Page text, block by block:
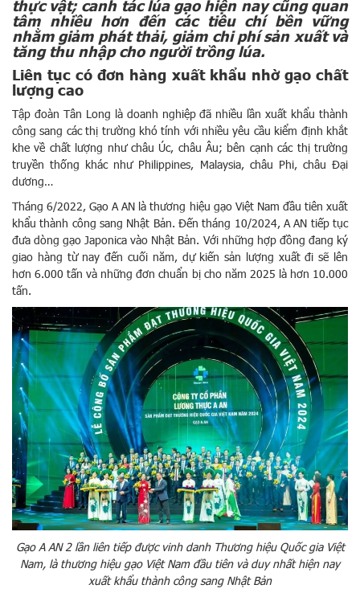
thực vật; canh tác lúa gạo hiện nay cũng quan
tâm nhiều hơn đến các tiêu chí bền vững
nhằm giảm phát thải, giảm chi phí sản xuất và
tăng thu nhập cho người trồng lúa.
Liên tục có đơn hàng xuất khẩu nhờ gạo chất
lượng cao
Tập đoàn Tân Long là doanh nghiệp đã nhiều lần xuất khẩu thành
công sang các thị trường khó tính với nhiều yêu cầu kiểm định khắt
khe về chất lượng như châu Úc, châu Âu; bên cạnh các thị trường
truyền thống khác như Philippines, Malaysia, châu Phi, châu Đại
dương…
Tháng 6/2022, Gạo A AN là thương hiệu gạo Việt Nam đầu tiên xuất
khẩu thành công sang Nhật Bản. Đến tháng 10/2024, A AN tiếp tục
đưa dòng gạo Japonica vào Nhật Bản. Với những hợp đồng đang ký
giao hàng từ nay đến cuối năm, dự kiến sản lượng xuất đi sẽ lên
hơn 6.000 tấn và những đơn chuẩn bị cho năm 2025 là hơn 10.000
tấn.
Gạo A AN 2 lần liên tiếp được vinh danh Thương hiệu Quốc gia Việt
Nam, là thương hiệu gạo Việt Nam đầu tiên và duy nhất hiện nay
xuất khẩu thành công sang Nhật Bản